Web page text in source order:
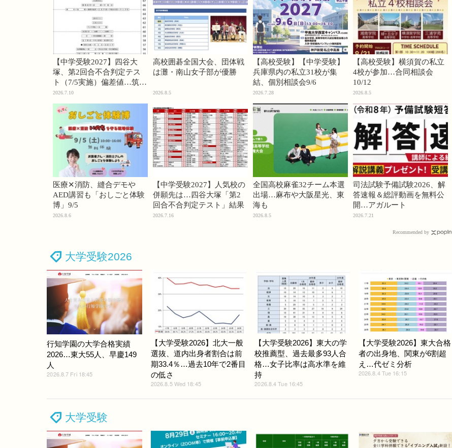
【中学受験2027】四谷大
塚、第2回合不合判定テス
ト（7/5実施）偏差値…筑駒
74・桜蔭70＜PR＞
2026.7.10
高校囲碁全国大会、団体戦
は灘・南山女子部が優勝
2026.8.5
【高校受験】【中学受験】
兵庫県内の私立31校が集
結、個別相談会9/6
2026.7.28
【高校受験】横須賀の私立
4校が参加…合同相談会
10/12
2026.8.5
医療✕消防、縫合デモや
AED講習も「おしごと体験
博」9/5
2026.8.6
【中学受験2027】人気校の
併願先は…四谷大塚「第2
回合不合判定テスト」結果
2026.7.16
全国高校麻雀32チーム本選
出場…麻布や大阪星光、東
海も
2026.8.5
司法試験予備試験2026、解
答速報＆総評動画を無料公
開…アガルート
2026.7.21
Recommended by
大学受験2026
行知学園の大学合格実績
2026…東大55人、早慶149
人
2026.8.7 Fri 18:45
【大学受験2026】北大一般
選抜、道内出身者割合は前
期33.4％…過去10年で2番目
の低さ
2026.8.5 Wed 18:45
【大学受験2026】東大の学
校推薦型、過去最多93人合
格…女子比率は高水準を維
持
2026.8.4 Tue 16:45
【大学受験2026】東大合格
者の出身地、関東が6割超
え…代ゼミ分析
2026.8.4 Tue 16:15
大学受験